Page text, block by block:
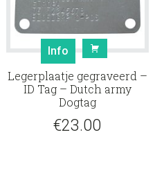
Info
Legerplaatje gegraveerd –
ID Tag – Dutch army
Dogtag
€23.00